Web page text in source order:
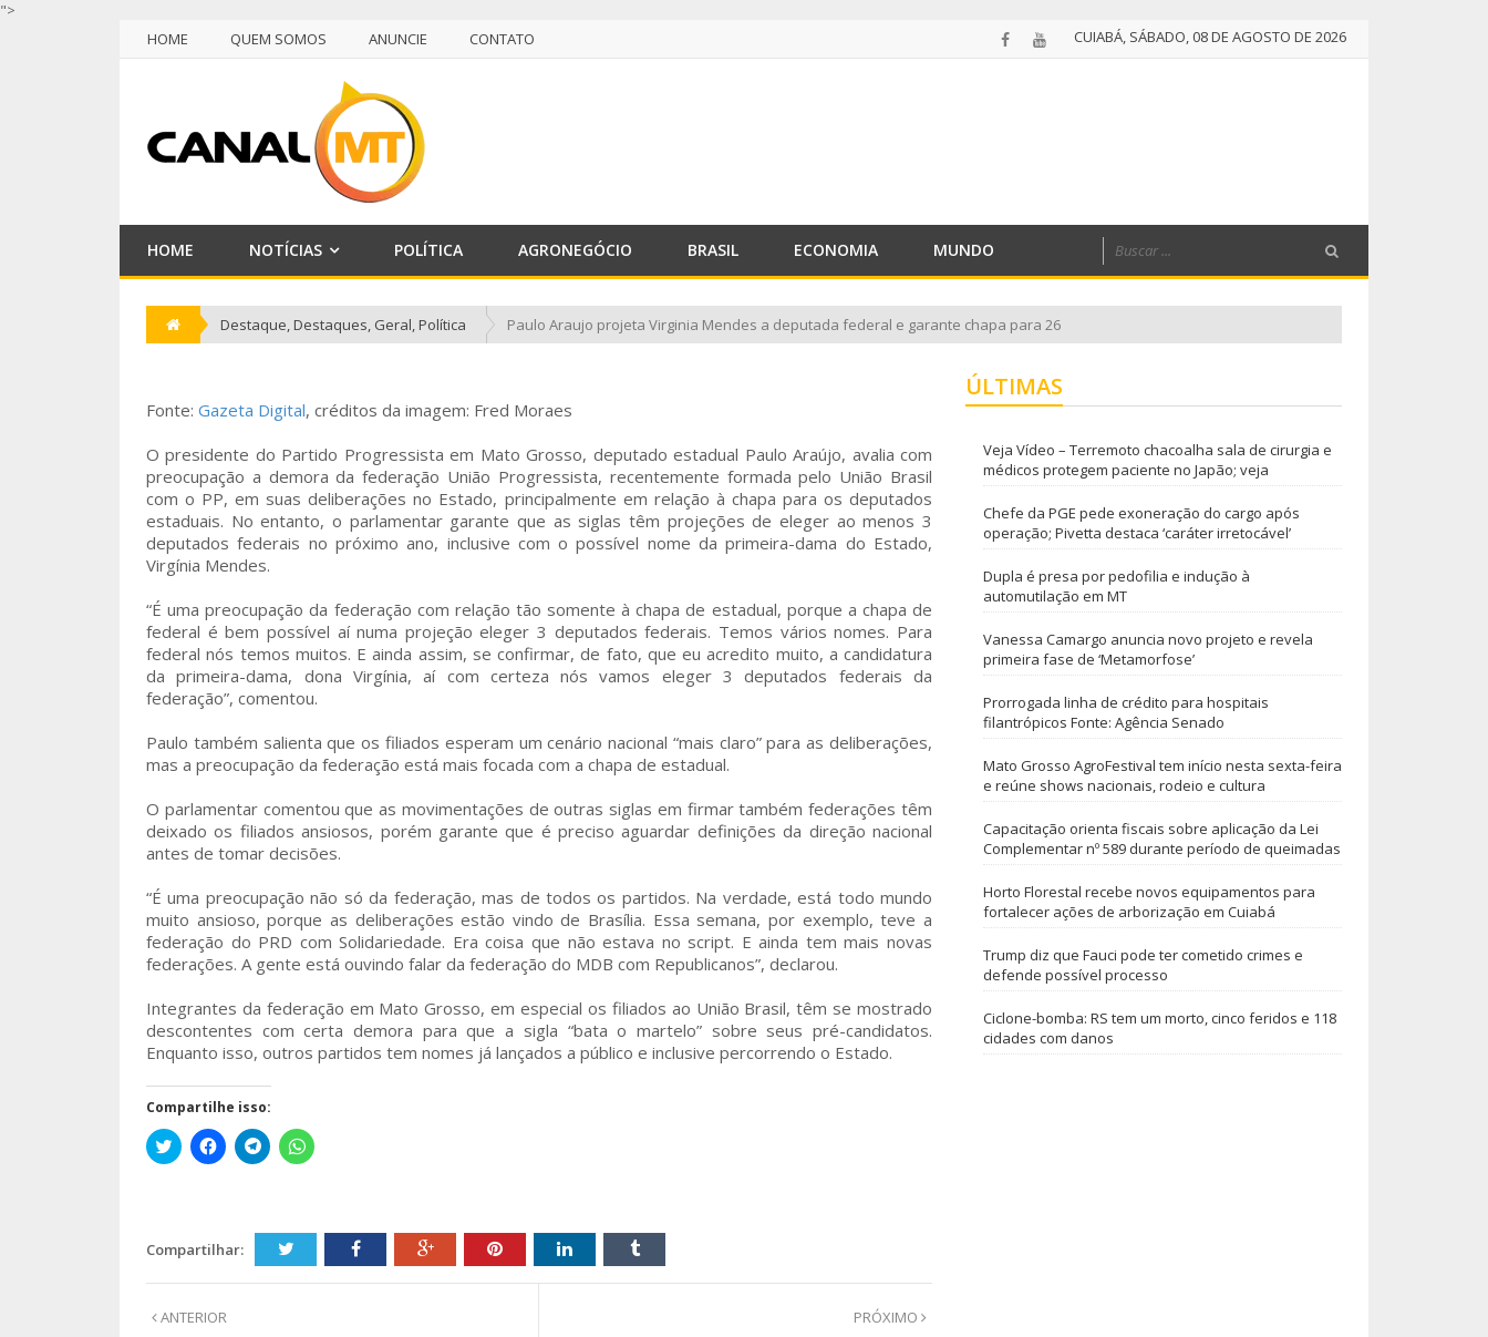
">
HOME
QUEM SOMOS ANUNCIE
CONTATO
ANUNCIE
CUIABÁ, SÁBADO, 08 DE AGOSTO DE 2026
HOME NOTÍCIAS POLÍTICA AGRONEGÓCIO BRASIL ECONOMIA MUNDO
Destaque,Destaques, Geral,Política Paulo Araujo projeta Virginia Mendes a deputada federal e garante chapa para 26
Fonte: Gazeta Digital, créditos da imagem: Fred Moraes
O presidente do Partido Progressista em Mato Grosso, deputado estadual Paulo Araújo, avalia com
preocupação a demora da federação União Progressista, recentemente formada pelo União Brasil
com o PP, em suas deliberações no Estado, principalmente em relação à chapa para os deputados
estaduais. No entanto, o parlamentar garante que as siglas têm projeções de eleger ao menos 3
deputados federais no próximo ano, inclusive com o possível nome da primeira-dama do Estado,
Virgínia Mendes.
“É uma preocupação da federação com relação tão somente à chapa de estadual, porque a chapa de
federal é bem possível aí numa projeção eleger 3 deputados federais. Temos vários nomes. Para
federal nós temos muitos. E ainda assim, se confirmar, de fato, que eu acredito muito, a candidatura
da primeira-dama, dona Virgínia, aí com certeza nós vamos eleger 3 deputados federais da
federação”, comentou.
Paulo também salienta que os filiados esperam um cenário nacional “mais claro” para as deliberações,
mas a preocupação da federação está mais focada com a chapa de estadual.
O parlamentar comentou que as movimentações de outras siglas em firmar também federações têm
deixado os filiados ansiosos, porém garante que é preciso aguardar definições da direção nacional
antes de tomar decisões.
“É uma preocupação não só da federação, mas de todos os partidos. Na verdade, está todo mundo
muito ansioso, porque as deliberações estão vindo de Brasília. Essa semana, por exemplo, teve a
federação do PRD com Solidariedade. Era coisa que não estava no script. E ainda tem mais novas
federações. A gente está ouvindo falar da federação do MDB com Republicanos”, declarou.
Integrantes da federação em Mato Grosso, em especial os filiados ao União Brasil, têm se mostrado
descontentes com certa demora para que a sigla “bata o martelo” sobre seus pré-candidatos.
Enquanto isso, outros partidos tem nomes já lançados a público e inclusive percorrendo o Estado.
Compartilhe isso:
Clique
para
janela)
Clique
para
janela)
Clique
para
nova
janela)
Clique
para
nova
janela)
Compartilhar:
ANTERIOR
PRÓXIMO
ÚLTIMAS
Veja Vídeo – Terremoto chacoalha sala de cirurgia e
médicos protegem paciente no Japão; veja
Chefe da PGE pede exoneração do cargo após
operação; Pivetta destaca ‘caráter irretocável’
Dupla é presa por pedofilia e indução à
automutilação em MT
Vanessa Camargo anuncia novo projeto e revela
primeira fase de ‘Metamorfose’
Prorrogada linha de crédito para hospitais
filantrópicos Fonte: Agência Senado
Mato Grosso AgroFestival tem início nesta sexta-feira
e reúne shows nacionais, rodeio e cultura
Capacitação orienta fiscais sobre aplicação da Lei
Complementar nº 589 durante período de queimadas
Horto Florestal recebe novos equipamentos para
fortalecer ações de arborização em Cuiabá
Trump diz que Fauci pode ter cometido crimes e
defende possível processo
Ciclone-bomba: RS tem um morto, cinco feridos e 118
cidades com danos